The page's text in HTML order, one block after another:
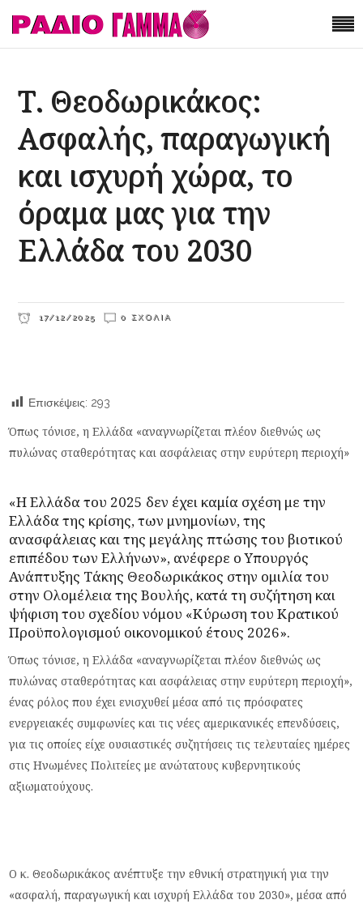
Τ. Θεοδωρικάκος:
Aσφαλής, παραγωγική
και ισχυρή χώρα, το
όραμα μας για την
Ελλάδα του 2030
17/12/2025 0 ΣΧΌΛΙΑ
Επισκέψεις: 293
Όπως τόνισε, η Ελλάδα «αναγνωρίζεται πλέον διεθνώς ως
πυλώνας σταθερότητας και ασφάλειας στην ευρύτερη περιοχή»
«Η Ελλάδα του 2025 δεν έχει καμία σχέση με την
Ελλάδα της κρίσης, των μνημονίων, της
ανασφάλειας και της μεγάλης πτώσης του βιοτικού
επιπέδου των Ελλήνων», ανέφερε ο Υπουργός
Ανάπτυξης Τάκης Θεοδωρικάκος στην ομιλία του
στην Ολομέλεια της Βουλής, κατά τη συζήτηση και
ψήφιση του σχεδίου νόμου «Κύρωση του Κρατικού
Προϋπολογισμού οικονομικού έτους 2026».
Όπως τόνισε, η Ελλάδα «αναγνωρίζεται πλέον διεθνώς ως
πυλώνας σταθερότητας και ασφάλειας στην ευρύτερη περιοχή»,
ένας ρόλος που έχει ενισχυθεί μέσα από τις πρόσφατες
ενεργειακές συμφωνίες και τις νέες αμερικανικές επενδύσεις,
για τις οποίες είχε ουσιαστικές συζητήσεις τις τελευταίες ημέρες
στις Ηνωμένες Πολιτείες με ανώτατους κυβερνητικούς
αξιωματούχους.
Ο κ. Θεοδωρικάκος ανέπτυξε την εθνική στρατηγική για την
«ασφαλή, παραγωγική και ισχυρή Ελλάδα του 2030», μέσα από